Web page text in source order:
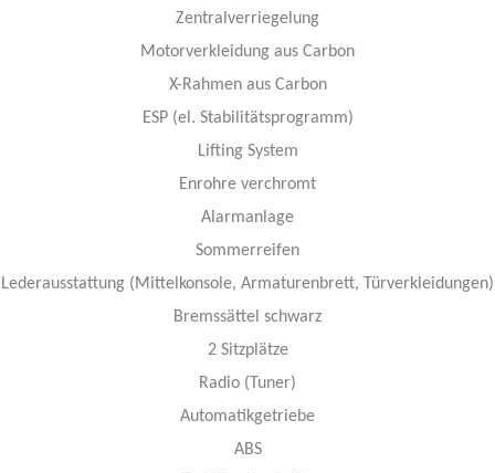
Zentralverriegelung
Motorverkleidung aus Carbon
X-Rahmen aus Carbon
ESP (el. Stabilitätsprogramm)
Lifting System
Enrohre verchromt
Alarmanlage
Sommerreifen
Lederausstattung (Mittelkonsole, Armaturenbrett, Türverkleidungen)
Bremssättel schwarz
2 Sitzplätze
Radio (Tuner)
Automatikgetriebe
ABS